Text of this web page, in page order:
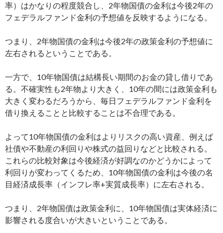
率）はかなりの程度競合し、2年物国債の金利は今後2年の
フェデラルファンド金利の予想値を反映するようになる。
つまり、2年物国債の金利は今後2年の政策金利の予想値に
左右されるということである。
一方で、10年物国債は結構長い期間のお金の貸し借りであ
る。不確実性も2年物より大きく、10年の間には政策金利も
大きく変わるだろうから、毎日フェデラルファンド金利を
借り換えることと比較することは不合理である。
よって10年物国債の金利はよりリスクの高い資産、例えば
社債や不動産の利回りや株式の益回りなどと比較される。
これらの比較対象は今後経済が好調なのかどうかによって
利回りが変わってくるため、10年物国債の金利は今後の名
目経済成長率（インフレ率+実質成長率）に左右される。
つまり、2年物国債は政策金利に、10年物国債は実体経済に
影響される度合いが大きいということである。